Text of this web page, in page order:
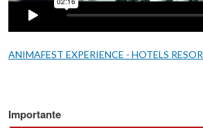
ANIMAFEST EXPERIENCE - HOTELS
Importante